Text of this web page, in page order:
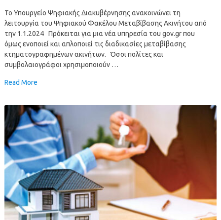
Το Υπουργείο Ψηφιακής Διακυβέρνησης ανακοινώνει τη
λειτουργία του Ψηφιακού Φακέλου Μεταβίβασης Ακινήτου από
την 1.1.2024 Πρόκειται για μια νέα υπηρεσία του gov.gr που
όμως ενοποιεί και απλοποιεί τις διαδικασίες μεταβίβασης
κτηματογραφημένων ακινήτων. Όσοι πολίτες και
συμβολαιογράφοι χρησιμοποιούν …
Read More